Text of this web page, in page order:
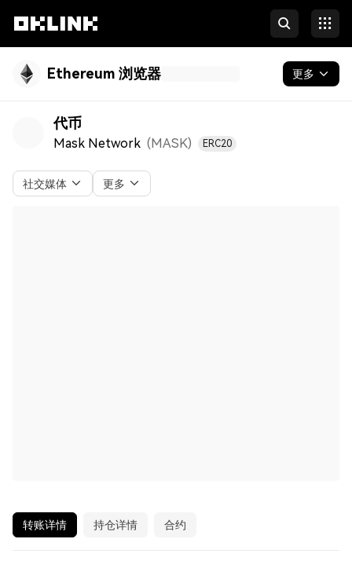
Ethereum 浏览器 更多
代币 & NFT
开发者
代币
Mask Network (MASK) ERC20
社交媒体 更多
转账详情 持仓详情 合约